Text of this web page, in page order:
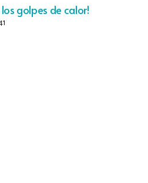
los golpes de calor!